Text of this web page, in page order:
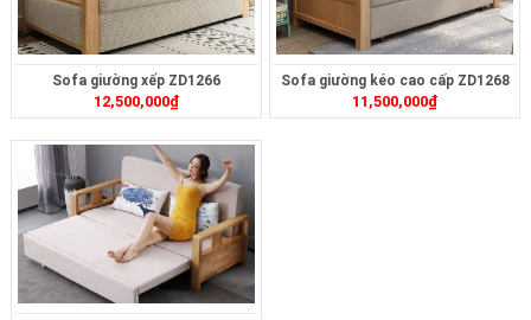
Sofa giường xếp ZD1266
12,500,000₫
Sofa giường kéo cao cấp ZD1268
11,500,000₫